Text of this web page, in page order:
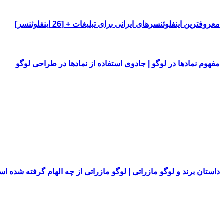
معروفترین اینفلوئنسرهای ایرانی برای تبلیغات + [26 اینفلوئنسر]
مفهوم نمادها در لوگو | جادوی استفاده از نمادها در طراحی لوگو
داستان برند و لوگو مازراتی | لوگو مازراتی از چه الهام گرفته شده